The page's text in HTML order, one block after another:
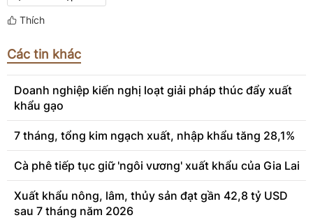
Thích
Các tin khác
Doanh nghiệp kiến nghị loạt giải pháp thúc đẩy xuất
khẩu gạo
7 tháng, tổng kim ngạch xuất, nhập khẩu tăng 28,1%
Cà phê tiếp tục giữ 'ngôi vương' xuất khẩu của Gia Lai
Xuất khẩu nông, lâm, thủy sản đạt gần 42,8 tỷ USD
sau 7 tháng năm 2026